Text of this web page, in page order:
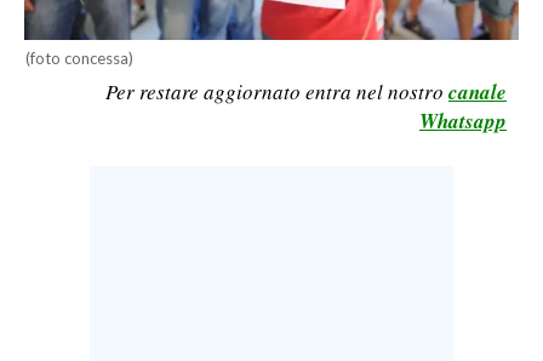
SERVIZI ALLE IMPRESE
LAVORO
(foto concessa)
Per restare aggiornato entra nel nostro canale
Whatsapp